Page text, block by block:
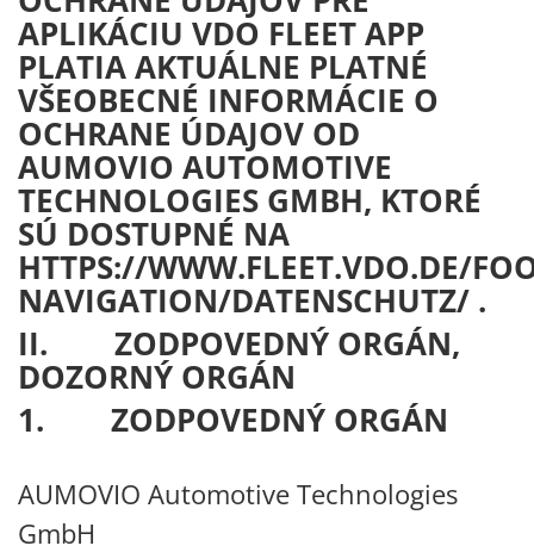
APLIKÁCIU VDO FLEET APP
PLATIA AKTUÁLNE PLATNÉ
VŠEOBECNÉ INFORMÁCIE O
OCHRANE ÚDAJOV OD
AUMOVIO AUTOMOTIVE
TECHNOLOGIES GMBH, KTORÉ
SÚ DOSTUPNÉ NA
HTTPS://WWW.FLEET.VDO.DE/
NAVIGATION/DATENSCHUTZ/ .
II. ZODPOVEDNÝ ORGÁN,
DOZORNÝ ORGÁN
1. ZODPOVEDNÝ ORGÁN
AUMOVIO Automotive Technologies
GmbH